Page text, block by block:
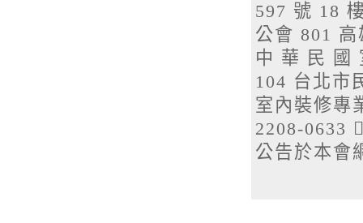
597 號 18
公會 801
中 華 民 國
104 台北市
室內裝修專
2208-0633
公告於本會